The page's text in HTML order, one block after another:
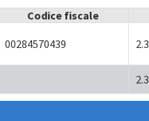
Codice fiscale
00284570439